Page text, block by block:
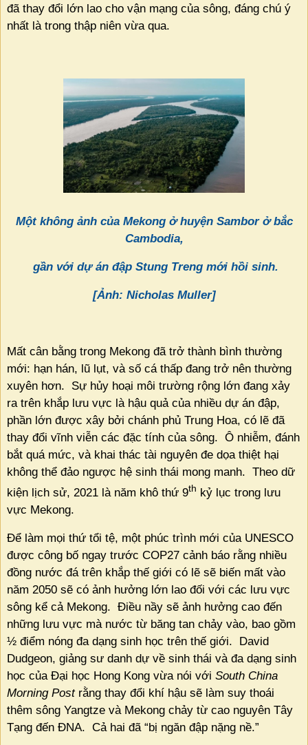
đã thay đổi lớn lao cho vận mạng của sông, đáng chú ý
nhất là trong thập niên vừa qua.
Một không ảnh của Mekong ở huyện Sambor ở bắc
Cambodia,
gần với dự án đập Stung Treng mới hồi sinh.
[Ảnh: Nicholas Muller]
Mất cân bằng trong Mekong đã trở thành bình thường
mới: hạn hán, lũ lụt, và số cá thấp đang trở nên thường
xuyên hơn.
Sự hủy hoại môi trường rộng lớn đang xảy
ra trên khắp lưu vực là hậu quả của nhiều dự án đập,
phần lớn được xây bởi chánh phủ Trung Hoa, có lẽ đã
thay đổi vĩnh viễn các đặc tính của sông. Ô nhiễm, đánh
bắt quá mức, và khai thác tài nguyên đe dọa thiệt hại
không thể đảo ngược hệ sinh thái mong manh. Theo dữ
kiện lịch sử, 2021 là năm khô thứ 9th kỷ lục trong lưu
vực Mekong.
Để làm mọi thứ tổi tệ, một phúc trình mới của UNESCO
được công bố ngay trước COP27 cảnh báo rằng nhiều
đồng nước đá trên khắp thế giới có lẽ sẽ biến mất vào
năm 2050 sẽ có ảnh hưởng lớn lao đối với các lưu vực
sông kể cả Mekong. Điều nầy sẽ ảnh hưởng cao đến
những lưu vực mà nước từ băng tan chảy vào, bao gồm
½ điểm nóng đa dạng sinh học trên thế giới.
David
Dudgeon, giảng sư danh dự về sinh thái và đa dạng sinh
học của Đại học Hong Kong vừa nói với South China
Morning Postrằng thay đổi khí hậu sẽ làm suy thoái
thêm sông Yangtze và Mekong chảy từ cao nguyên Tây
Tạng đến ĐNA. Cả hai đã “bị ngăn đập nặng nề.”